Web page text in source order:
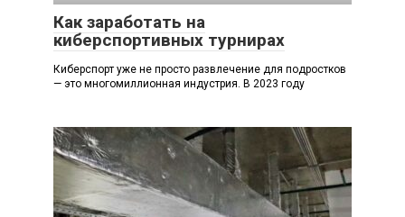
Как заработать на
киберспортивных турнирах
Киберспорт уже не просто развлечение для подростков
— это многомиллионная индустрия. В 2023 году